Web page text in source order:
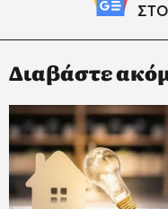
ΣΤΟ
Διαβάστε